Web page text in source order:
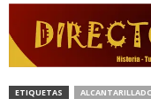
ETIQUETAS